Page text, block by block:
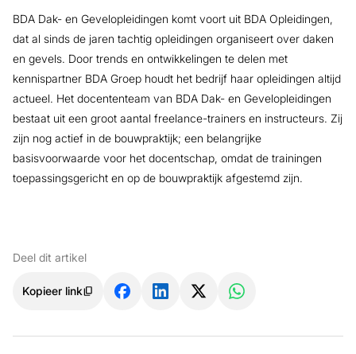
BDA Dak- en Gevelopleidingen komt voort uit BDA Opleidingen,
dat al sinds de jaren tachtig opleidingen organiseert over daken
en gevels. Door trends en ontwikkelingen te delen met
kennispartner BDA Groep houdt het bedrijf haar opleidingen altijd
actueel. Het docententeam van BDA Dak- en Gevelopleidingen
bestaat uit een groot aantal freelance-trainers en instructeurs. Zij
zijn nog actief in de bouwpraktijk; een belangrijke
basisvoorwaarde voor het docentschap, omdat de trainingen
toepassingsgericht en op de bouwpraktijk afgestemd zijn.
Deel dit artikel
Kopieer link